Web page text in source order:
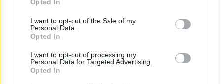
use your data for below specified purposes in below Google
consent section.
Opted In
I want to opt-out of the Sale of my
Personal Data.
Opted In
I want to opt-out of processing my
Personal Data for Targeted Advertising.
Opted In